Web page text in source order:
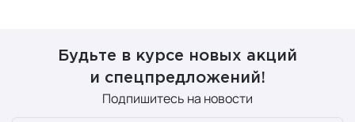
Будьте в курсе новых акций
и спецпредложений!
Подпишитесь на новости